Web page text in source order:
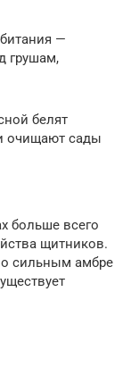
—
грушам,
белят
очищают сады
больше всего
щитников.
сильным амбре